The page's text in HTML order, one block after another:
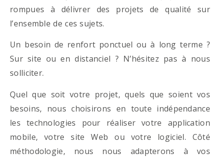
rompues à délivrer des projets de qualité sur
l’ensemble de ces sujets.
Un besoin de renfort ponctuel ou à long terme ?
Sur site ou en distanciel ? N’hésitez pas à nous
solliciter.
Quel que soit votre projet, quels que soient vos
besoins, nous choisirons en toute indépendance
les technologies pour réaliser votre application
mobile, votre site Web ou votre logiciel. Côté
méthodologie, nous nous adapterons à vos